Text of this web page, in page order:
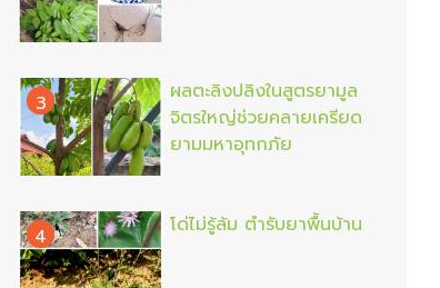
3
ผลตะลิงปลิงในสูตรยามูล
จิตรใหญ่ช่วยคลายเครียด
ยามมหาอุทกภัย
4 โด่ไม่รู้ล้ม ตำรับยาพื้นบ้าน